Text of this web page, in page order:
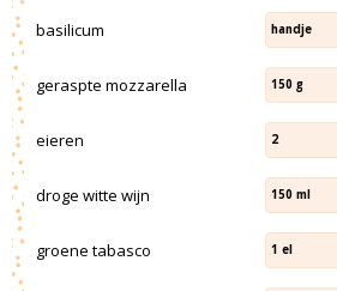
basilicum handje
geraspte mozzarella 150 g
eieren 2
droge witte wijn 150 ml
groene tabasco 1 el